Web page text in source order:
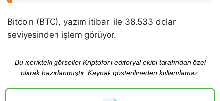
Bitcoin (BTC), yazım itibari ile 38.533 dolar
seviyesinden işlem görüyor.
Bu içerikteki görseller Kriptofoni editoryal ekibi tarafından özel
olarak hazırlanmıştır. Kaynak gösterilmeden kullanılamaz.